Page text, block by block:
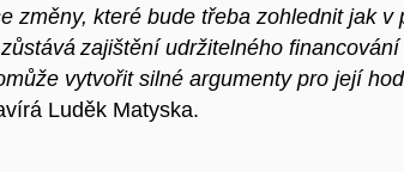
změny, které bude třeba zohlednit jak
zajištění udržitelného
vytvořit silné argumenty pro její
Luděk Matyska.